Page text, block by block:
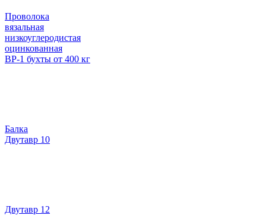
Проволока
вязальная
низкоуглеродистая
оцинкованная
ВР-1 бухты от 400 кг
Балка
Двутавр 10
Двутавр 12